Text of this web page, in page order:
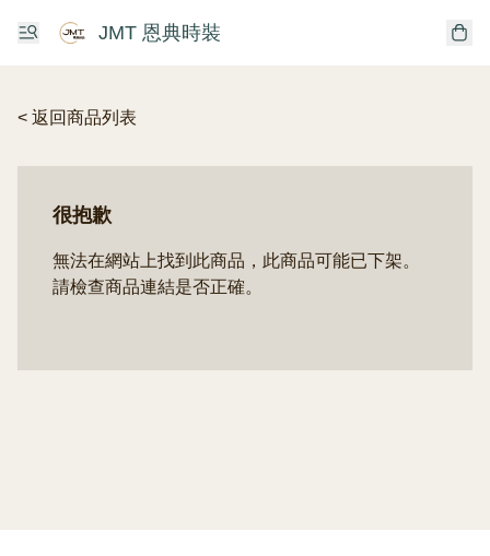
JMT 恩典時裝
< 返回商品列表
很抱歉
無法在網站上找到此商品，此商品可能已下架。
請檢查商品連結是否正確。